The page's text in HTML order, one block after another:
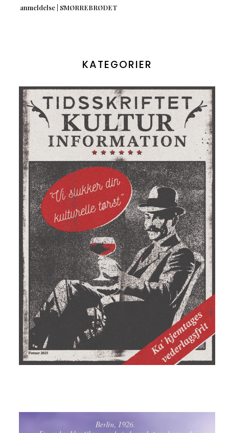
anmeldelse | SMØRREBRØDET
KATEGORIER